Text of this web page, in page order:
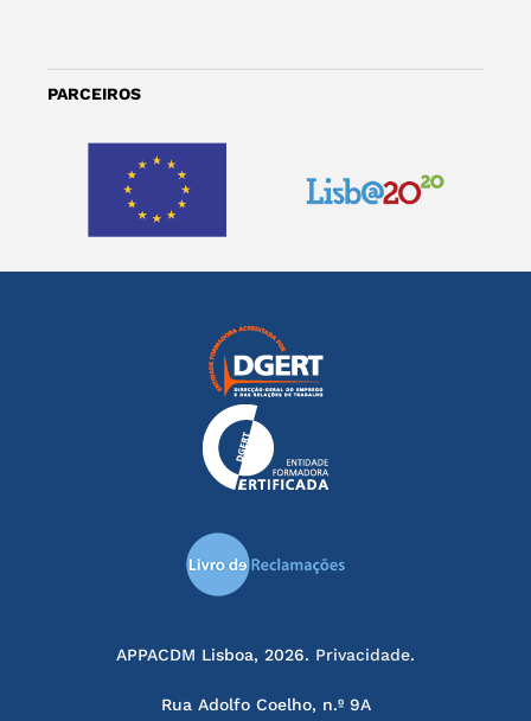
PARCEIROS
APPACDM Lisboa, 2026. Privacidade.
Rua Adolfo Coelho, n.º 9A